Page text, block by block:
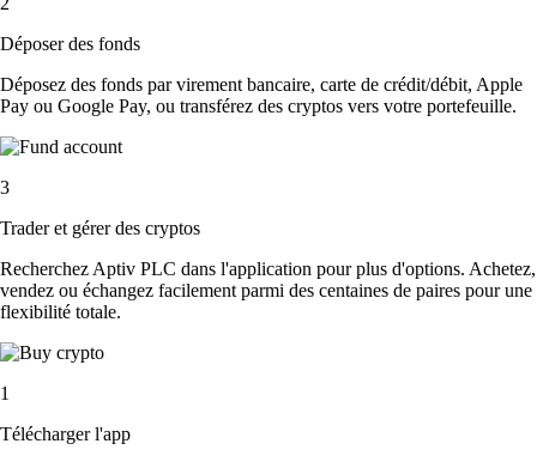
Déposer des fonds
Déposez des fonds par virement bancaire, carte de crédit/débit, Apple
Pay ou Google Pay, ou transférez des cryptos vers votre portefeuille.
3
Trader et gérer des cryptos
Recherchez Aptiv PLC dans l'application pour plus d'options. Achetez,
vendez ou échangez facilement parmi des centaines de paires pour une
flexibilité totale.
1
Télécharger l'app